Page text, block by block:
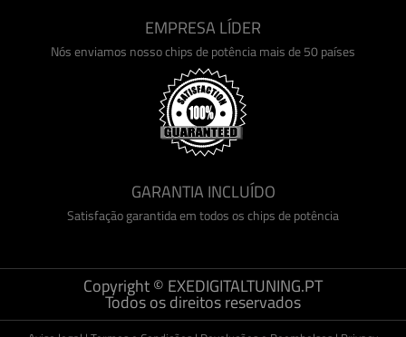
EMPRESA LÍDER
Nós enviamos nosso chips de potência mais de 50 países
GARANTIA INCLUÍDO
Satisfação garantida em todos os chips de potência
Copyright © EXEDIGITALTUNING.PT
Todos os direitos reservados